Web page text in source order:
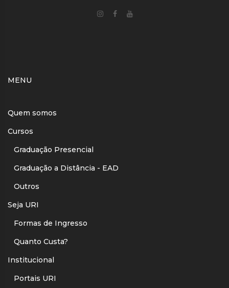
MENU
Quem somos
Cursos
Graduação Presencial
Graduação a Distância - EAD
Outros
Seja URI
Formas de Ingresso
Quanto Custa?
Institucional
Portais URI